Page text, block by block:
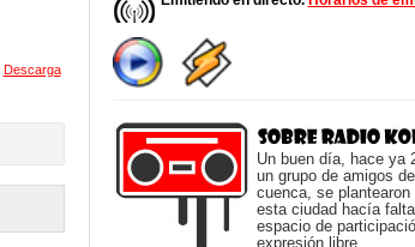
Descarga
Un buen día, hace ya
un grupo de amigos de
cuenca, se plantearon
esta ciudad hacía
espacio de
expresión libre.